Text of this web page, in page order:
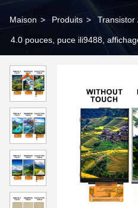
Maison > Produits > Transistor
4.0 pouces, puce ili9488,
écran tactile